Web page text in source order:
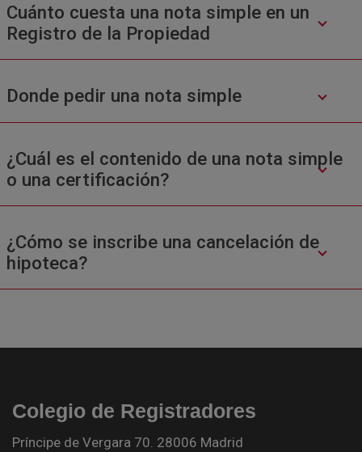
Cuánto cuesta una nota simple en un
Registro de la Propiedad
Donde pedir una nota simple
¿Cuál es el contenido de una nota simple
o una certificación?
¿Cómo se inscribe una cancelación de
hipoteca?
Colegio de Registradores
Príncipe de Vergara 70. 28006 Madrid